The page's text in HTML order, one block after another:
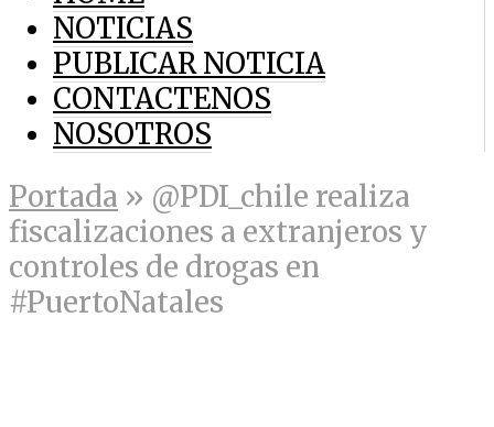
NOTICIAS
PUBLICAR NOTICIA
CONTACTENOS
NOSOTROS
Portada » @PDI_chile realiza
fiscalizaciones a extranjeros y
controles de drogas en
#PuertoNatales